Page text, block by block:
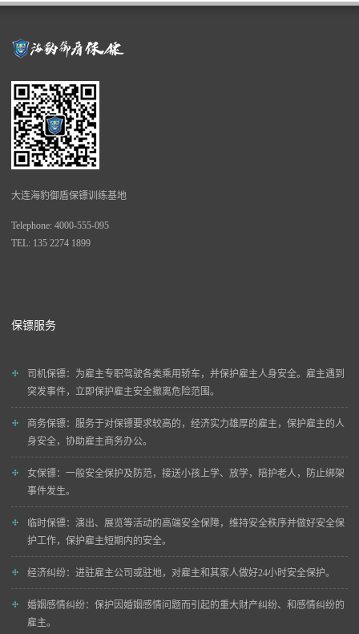
大连海豹御盾保镖训练基地
Telephone: 4000-555-095
TEL: 135 2274 1899
保镖服务
司机保镖：为雇主专职驾驶各类乘用轿车，并保护雇主人身安全。雇主遇到
突发事件，立即保护雇主安全撤离危险范围。
商务保镖：服务于对保镖要求较高的，经济实力雄厚的雇主，保护雇主的人
身安全，协助雇主商务办公。
女保镖：一般安全保护及防范，接送小孩上学、放学，陪护老人，防止绑架
事件发生。
临时保镖：演出、展览等活动的高端安全保障，维持安全秩序并做好安全保
护工作，保护雇主短期内的安全。
经济纠纷：进驻雇主公司或驻地，对雇主和其家人做好24小时安全保护。
婚姻感情纠纷：保护因婚姻感情问题而引起的重大财产纠纷、和感情纠纷的
雇主。